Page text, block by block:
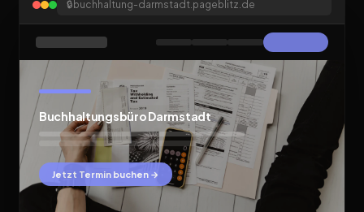
🔒 buchhaltung-darmstadt.pageblitz.de
Buchhaltungsbüro Darmstadt
Jetzt Termin buchen →